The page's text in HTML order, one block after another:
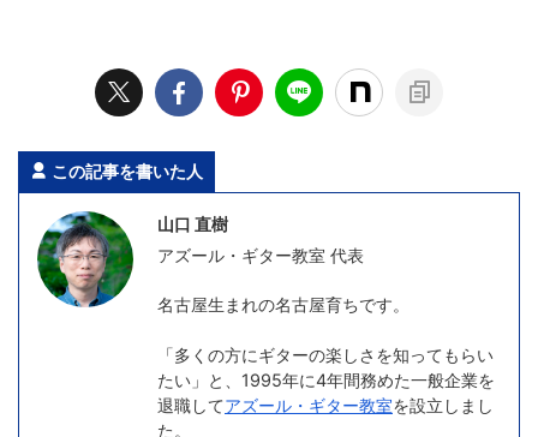
この記事を書いた人
山口 直樹
アズール・ギター教室 代表
名古屋生まれの名古屋育ちです。
「多くの方にギターの楽しさを知ってもらい
たい」と、1995年に4年間務めた一般企業を
退職してアズール・ギター教室を設立しまし
た。